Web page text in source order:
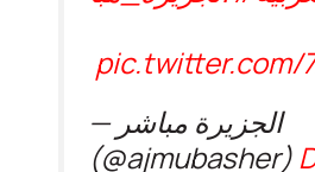
pic.twitter.com/
— الجزيرة مباشر
(@ajmubasher)